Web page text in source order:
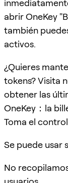
abrir OneKey
también
activos.
¿Quieres
tokens? Visita
obtener las
OneKey：la
Toma el
Se puede usar
No